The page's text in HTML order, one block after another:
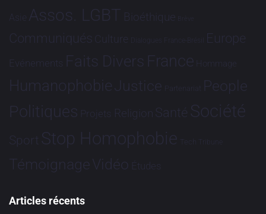
Asie Assos. LGBT Bioéthique Brève
Communiqués Culture Dialogues France-Brésil Europe
Evénements Faits Divers France Hommage
HumanophobieJustice Partenariat People
Politiques Projets Religion Santé Société
Sport Stop Homophobie Tech Tribune
TémoignageVidéo Études
Articles récents